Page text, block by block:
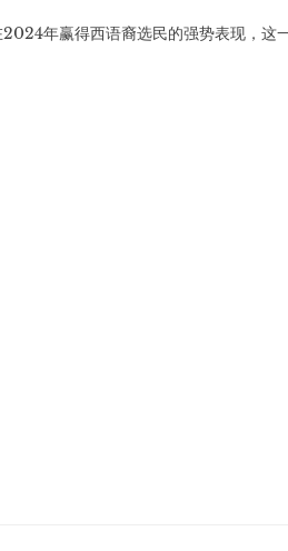
年赢得西语裔选民的强势表现，这